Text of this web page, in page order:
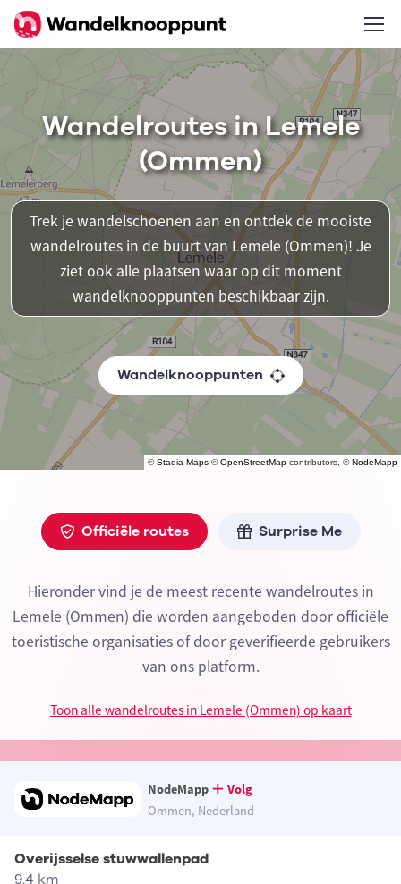
©Stadia Maps ©OpenStreetMap contributors, ©NodeMapp
Wandelroutes in Lemele
(Ommen)
Trek je wandelschoenen aan en ontdek de mooiste
wandelroutes in de buurt van Lemele (Ommen)! Je
ziet ook alle plaatsen waar op dit moment
wandelknooppunten beschikbaar zijn.
Wandelknooppunten
Officiële routes Surprise Me
Hieronder vind je de meest recente wandelroutes in
Lemele (Ommen) die worden aangeboden door officiële
toeristische organisaties of door geverifieerde gebruikers
van ons platform.
Toon alle wandelroutes in Lemele (Ommen) op kaart
NodeMapp
Volg
Ommen, Nederland
Overijsselse stuwwallenpad
9.4 km